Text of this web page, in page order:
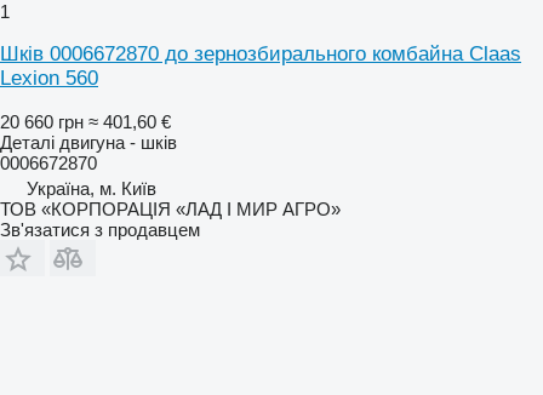
1
Шків 0006672870 до зернозбирального комбайна Claas
Lexion 560
20 660 грн ≈ 401,60 €
Деталі двигуна - шків
0006672870
Україна, м. Київ
ТОВ «КОРПОРАЦІЯ «ЛАД І МИР АГРО»
Зв'язатися з продавцем